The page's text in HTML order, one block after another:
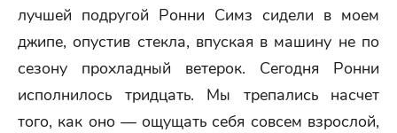
лучшей подругой Ронни Симз сидели в моем
джипе, опустив стекла, впуская в машину не по
сезону прохладный ветерок. Сегодня Ронни
исполнилось тридцать. Мы трепались насчет
того, как оно — ощущать себя совсем взрослой,